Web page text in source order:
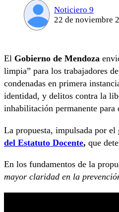
Noticiero 9
22 de noviembre
El Gobierno de Mendoza
limpia” para los trabajadores
condenadas en primera
identidad, y delitos contra la
inhabilitación permanente para
La propuesta, impulsada por el
del Estatuto Docente, que
En los fundamentos de la
mayor claridad en la